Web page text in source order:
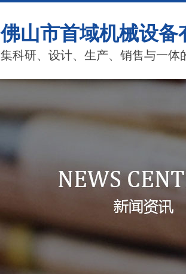
佛山市首域机械设备
集科研、设计、生产、销售与一体